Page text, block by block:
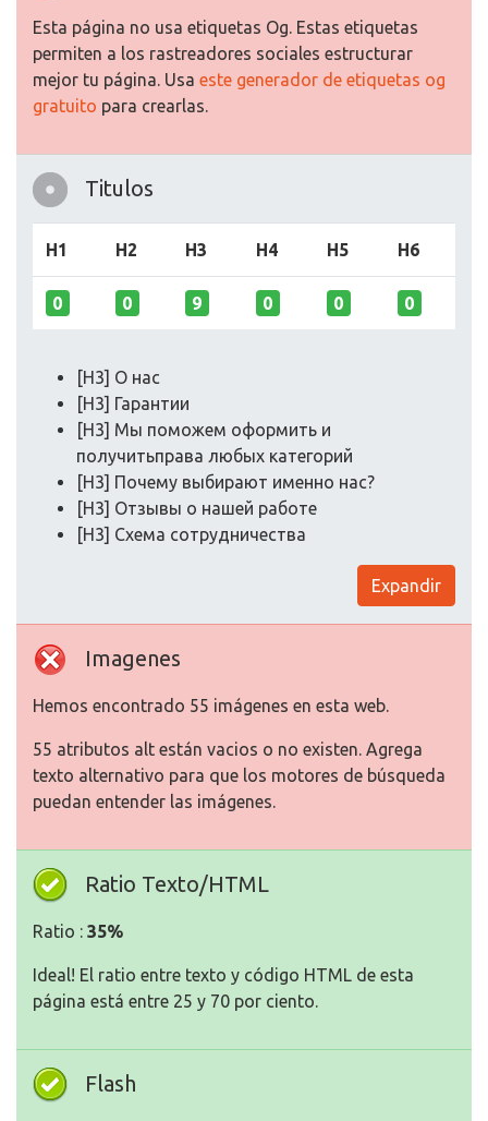
Esta página no usa etiquetas Og. Estas etiquetas
permiten a los rastreadores sociales estructurar
mejor tu página. Usa este generador de etiquetas og
gratuito para crearlas.
Titulos
H1 H2 H3 H4 H5 H6
0 0 9 0 0 0
[H3] О нас
[H3] Гарантии
[H3] Мы поможем оформить и
получитьправа любых категорий
[H3] Почему выбирают именно нас?
[H3] Отзывы о нашей работе
[H3] Схема сотрудничества
Expandir
Imagenes
Hemos encontrado 55 imágenes en esta web.
55 atributos alt están vacios o no existen. Agrega
texto alternativo para que los motores de búsqueda
puedan entender las imágenes.
Ratio Texto/HTML
Ratio : 35%
Ideal! El ratio entre texto y código HTML de esta
página está entre 25 y 70 por ciento.
Flash